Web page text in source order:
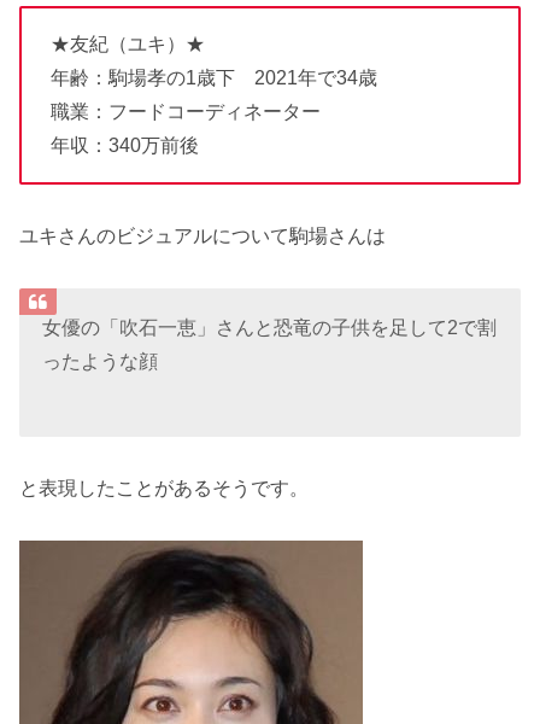
★友紀（ユキ）★
年齢：駒場孝の1歳下 2021年で34歳
職業：フードコーディネーター
年収：340万前後
ユキさんのビジュアルについて駒場さんは
女優の「吹石一恵」さんと恐竜の子供を足して2で割
ったような顔
と表現したことがあるそうです。